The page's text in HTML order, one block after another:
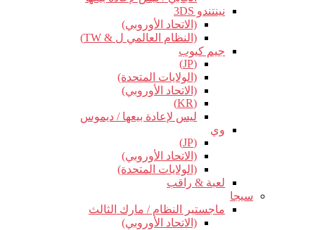
نينتندو 3DS
(الاتحاد الأوروبي)
(النظام العالمي ل & TW)
جيم كيوب
(JP)
(الولايات المتحدة)
(الاتحاد الأوروبي)
(KR)
ليس لإعادة بيعها / ديموس
وي
(JP)
(الاتحاد الأوروبي)
(الولايات المتحدة)
لعبة & راقب
سيجا
ماجستير النظام / مارك الثالث
(الاتحاد الأوروبي)